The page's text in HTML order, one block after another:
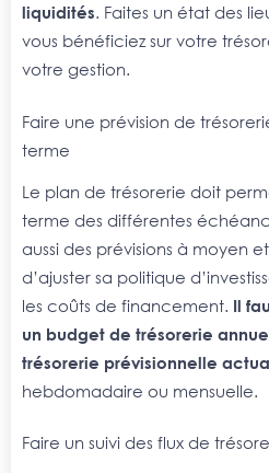
liquidités. Faites un état des
vous bénéficiez sur votre
votre gestion.
Faire une prévision de
terme
Le plan de trésorerie doit
terme des différentes
aussi des prévisions à moyen
d’ajuster sa politique
les coûts de financement. Il
un budget de trésorerie
trésorerie prévisionnelle
hebdomadaire ou mensuelle.
Faire un suivi des flux de